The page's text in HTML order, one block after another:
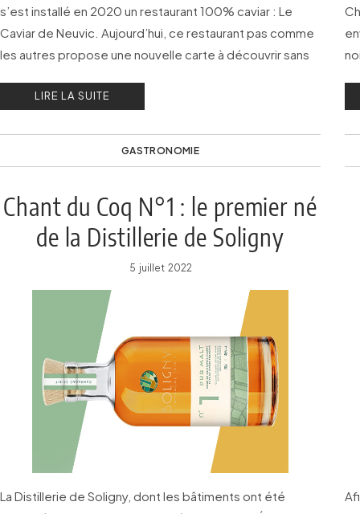
s’est installé en 2020 un restaurant 100% caviar : Le
Caviar de Neuvic. Aujourd’hui, ce restaurant pas comme
les autres propose une nouvelle carte à découvrir sans
LIRE LA SUITE
GASTRONOMIE
Chant du Coq N°1 : le premier né
de la Distillerie de Soligny
5 juillet 2022
La Distillerie de Soligny, dont les bâtiments ont été